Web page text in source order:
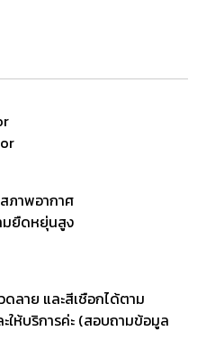
ภาพอากาศ
มยืดหยุ่นสูง
ลาย และสีเชือกได้ตาม
ให้บริการค่ะ (สอบถามข้อมูล